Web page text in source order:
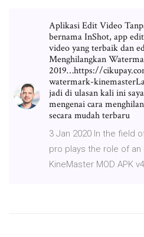
Aplikasi Edit Video
bernama InShot, app
video yang terbaik dan
Menghilangkan
2019…https://
watermark-
jadi di ulasan kali ini
mengenai cara
secara mudah terbaru
3 Jan 2020 In the field
pro plays the role of an
KineMaster MOD APK